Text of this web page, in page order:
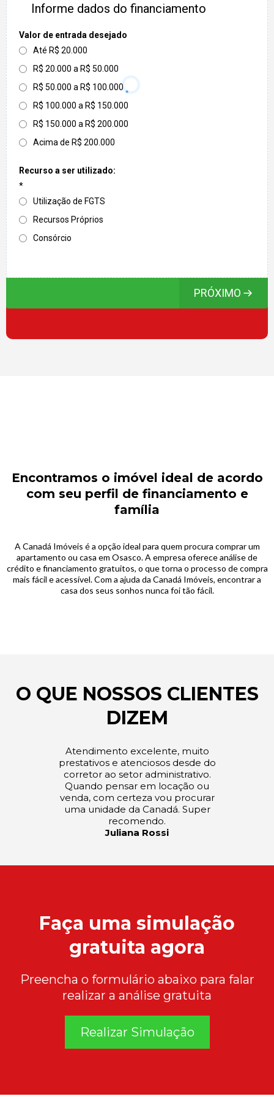
Informe dados do financiamento
Valor de entrada desejado
Até R$ 20.000
R$ 20.000 a R$ 50.000
R$ 50.000 a R$ 100.000
R$ 100.000 a R$ 150.000
R$ 150.000 a R$ 200.000
Acima de R$ 200.000
Recurso a ser utilizado:
*
Utilização de FGTS
Recursos Próprios
Consórcio
PRÓXIMO
Encontramos o imóvel ideal de acordo
com seu perfil de financiamento e
família
A Canadá Imóveis é a opção ideal para quem procura comprar um
apartamento ou casa em Osasco. A empresa oferece análise de
crédito e financiamento gratuitos, o que torna o processo de compra
mais fácil e acessível. Com a ajuda da Canadá Imóveis, encontrar a
casa dos seus sonhos nunca foi tão fácil.
O QUE NOSSOS CLIENTES
DIZEM
Atendimento excelente, muito
prestativos e atenciosos desde do
corretor ao setor administrativo.
Quando pensar em locação ou
venda, com certeza vou procurar
uma unidade da Canadá. Super
recomendo.
Juliana Rossi
Faça uma simulação
gratuita agora
Preencha o formulário abaixo para falar
realizar a análise gratuita
Realizar Simulação